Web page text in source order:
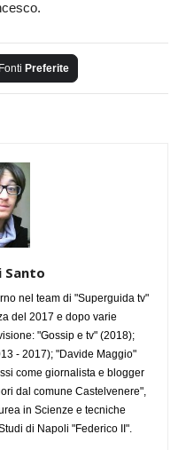
Fonti Preferite
Santo
nel team di "Superguida tv"
del 2017 e dopo varie
"Gossip e tv" (2018);
- 2017); "Davide Maggio"
come giornalista e blogger
dal comune Castelvenere",
in Scienze e tecniche
di Napoli "Federico II".